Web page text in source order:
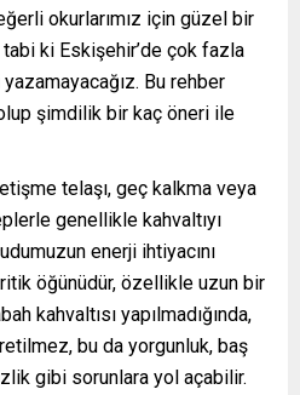
okurlarımız için güzel bir
ki Eskişehir’de çok fazla
Bu rehber
şimdilik bir kaç öneri ile
telaşı, geç kalkma veya
genellikle kahvaltıyı
enerji ihtiyacını
öğünüdür, özellikle uzun bir
kahvaltısı yapılmadığında,
bu da yorgunluk, baş
gibi sorunlara yol açabilir.